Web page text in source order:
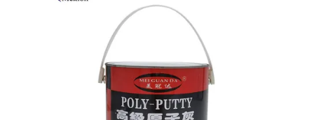
PRIVACYBELEID